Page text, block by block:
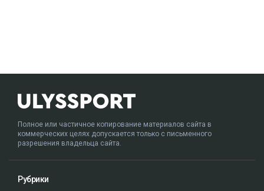
Полное или частичное копирование материалов сайта в
коммерческих целях допускается только с письменного
разрешения владельца сайта.
Рубрики